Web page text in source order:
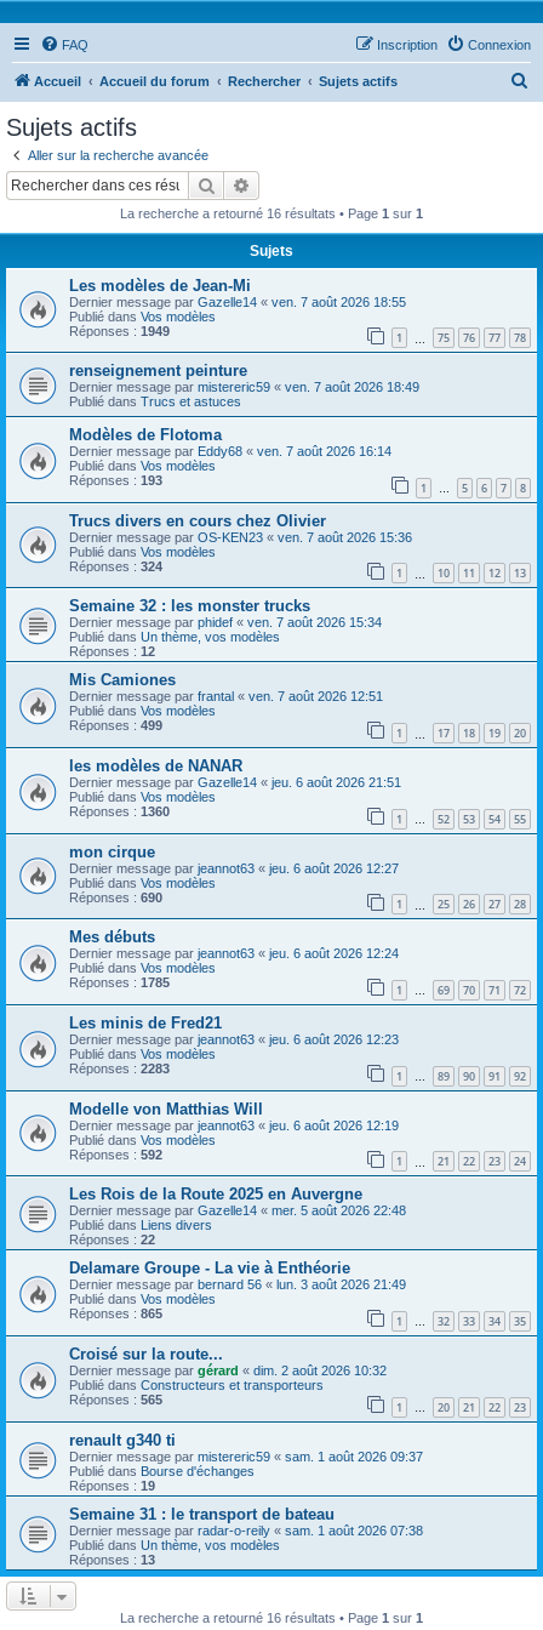
FAQ Connexion
Inscription
Accueil Accueil du forum Rechercher Sujets actifs
Sujets actifs
Aller sur la recherche avancée
Rechercher
La recherche a retourné 16 résultats • Page 1 sur 1
Sujets
Les modèles de Jean-Mi
Dernier message par Gazelle14 « ven. 7 août 2026 18:55
Publié dans Vos modèles
Réponses : 1949 1 75 76 77 78
renseignement peinture
Dernier message par mistereric59 « ven. 7 août 2026 18:49
Publié dans Trucs et astuces
Modèles de Flotoma
Dernier message par Eddy68 « ven. 7 août 2026 16:14
Publié dans Vos modèles
Réponses : 193 1 … 5 6 7 8
Trucs divers en cours chez Olivier
Dernier message par OS-KEN23 « ven. 7 août 2026 15:36
Publié dans Vos modèles
Réponses : 324 1 10 11 12 13
Semaine 32 : les monster trucks
Dernier message par phidef « ven. 7 août 2026 15:34
Publié dans Un thème, vos modèles
Réponses : 12
Mis Camiones
Dernier message par frantal « ven. 7 août 2026 12:51
Publié dans Vos modèles
Réponses : 499 1 17 18 19 20
les modèles de NANAR
Dernier message par Gazelle14 « jeu. 6 août 2026 21:51
Publié dans Vos modèles
Réponses : 1360 1 … 52 53 54 55
mon cirque
Dernier message par jeannot63 « jeu. 6 août 2026 12:27
Publié dans Vos modèles
Réponses : 690 1 25 26 27 28
Mes débuts
Dernier message par jeannot63 « jeu. 6 août 2026 12:24
Publié dans Vos modèles
Réponses : 1785 1 … 69 70 71 72
Les minis de Fred21
Dernier message par jeannot63 « jeu. 6 août 2026 12:23
Publié dans Vos modèles
Réponses : 2283 1 … 89 90 91 92
Modelle von Matthias Will
Dernier message par jeannot63 « jeu. 6 août 2026 12:19
Publié dans Vos modèles
Réponses : 592 1 21 22 23 24
Les Rois de la Route 2025 en Auvergne
Dernier message par Gazelle14 « mer. 5 août 2026 22:48
Publié dans
Liens divers
Réponses : 22
Delamare Groupe - La vie à Enthéorie
Dernier message par bernard 56 « lun. 3 août 2026 21:49
Publié dans Vos modèles
Réponses : 865 1 … 32 33 34 35
Croisé sur la route...
Dernier message par gérard « dim. 2 août 2026 10:32
Publié dans Constructeurs et transporteurs
Réponses : 565 1 … 20 21 22 23
renault g340 ti
Dernier message par mistereric59 « sam. 1 août 2026 09:37
Publié dans Bourse d'échanges
Réponses : 19
Semaine 31 : le transport de bateau
Dernier message par radar-o-reily « sam. 1 août 2026 07:38
Publié dans Un thème, vos modèles
Réponses : 13
La recherche a retourné 16 résultats • Page 1 sur 1